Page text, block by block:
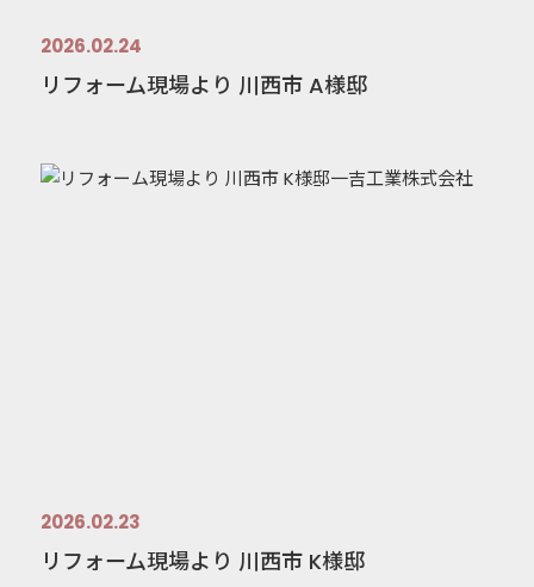
2026.02.24
リフォーム現場より 川西市 A様邸
2026.02.23
リフォーム現場より 川西市 K様邸